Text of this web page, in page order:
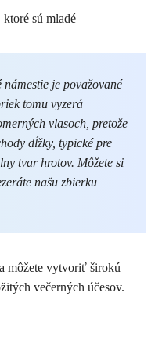
sú mladé
je považované
tomu vyzerá
vlasoch, pretože
dĺžky, typické pre
tvar hrotov. Môžete si
našu zbierku
môžete vytvoriť širokú
večerných účesov.